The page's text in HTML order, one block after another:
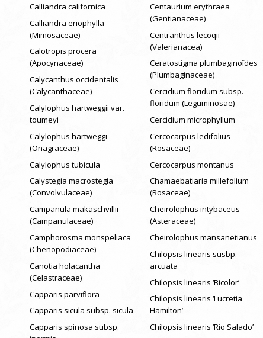
Calliandra californica
Calliandra eriophylla
(Mimosaceae)
Calotropis procera
(Apocynaceae)
Calycanthus occidentalis
(Calycanthaceae)
Calylophus hartweggii var.
toumeyi
Calylophus hartweggi
(Onagraceae)
Calylophus tubicula
Calystegia macrostegia
(Convolvulaceae)
Campanula makaschvillii
(Campanulaceae)
Camphorosma monspeliaca
(Chenopodiaceae)
Canotia holacantha
(Celastraceae)
Capparis parviflora
Capparis sicula subsp. sicula
Capparis spinosa subsp.
Centaurium erythraea
(Gentianaceae)
Centranthus lecoqii
(Valerianacea)
Ceratostigma plumbaginoïdes
(Plumbaginaceae)
Cercidium floridum subsp.
floridum (Leguminosae)
Cercidium microphyllum
Cercocarpus ledifolius
(Rosaceae)
Cercocarpus montanus
Chamaebatiaria millefolium
(Rosaceae)
Cheirolophus intybaceus
(Asteraceae)
Cheirolophus mansanetianus
Chilopsis linearis susbp.
arcuata
Chilopsis linearis ‘Bicolor’
Chilopsis linearis ‘Lucretia
Hamilton’
Chilopsis linearis ‘Rio Salado’